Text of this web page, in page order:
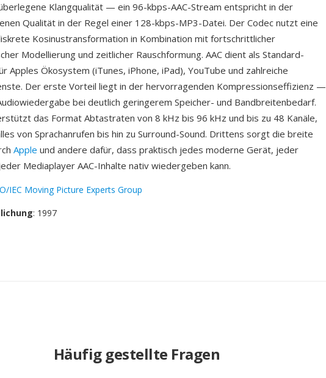
Klangqualität — ein 96-kbps-AAC-Stream entspricht in der
Qualität in der Regel einer 128-kbps-MP3-Datei. Der Codec nutzt eine
Kosinustransformation in Kombination mit fortschrittlicher
Modellierung und zeitlicher Rauschformung. AAC dient als Standard-
Apples Ökosystem (iTunes, iPhone, iPad), YouTube und zahlreiche
Der erste Vorteil liegt in der hervorragenden Kompressionseffizienz —
bei deutlich geringerem Speicher- und Bandbreitenbedarf.
das Format Abtastraten von 8 kHz bis 96 kHz und bis zu 48 Kanäle,
von Sprachanrufen bis hin zu Surround-Sound. Drittens sorgt die breite
Apple und andere dafür, dass praktisch jedes moderne Gerät, jeder
Mediaplayer AAC-Inhalte nativ wiedergeben kann.
IEC Moving Picture Experts Group
: 1997
Häufig gestellte Fragen